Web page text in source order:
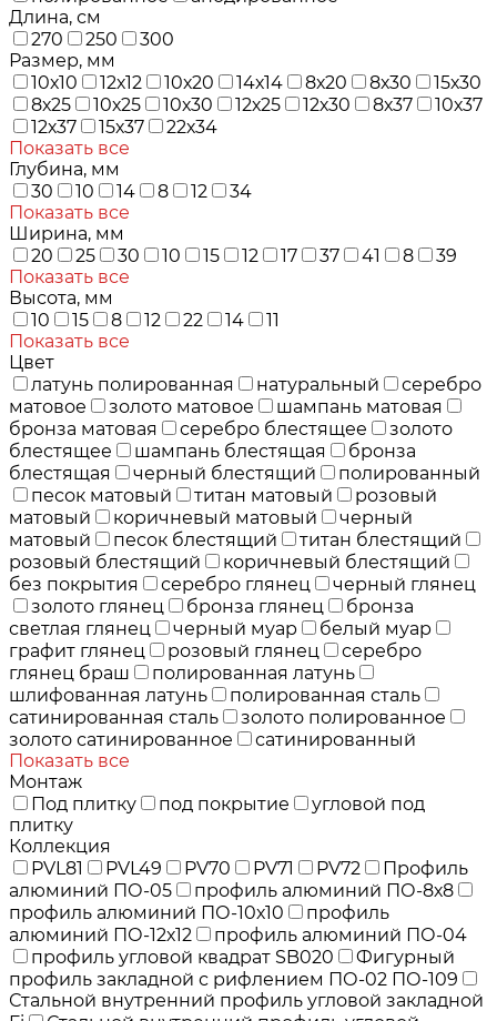
Длина, см
270
250
300
Размер, мм
10х10
12х12 10х20 14х14 8х20 8х30
15х30
8х25
10х25 10х30 12х25 12х30 8х37
10х37
12х37
15х37
22х34
Показать все
Глубина, мм
30
10 14 8 12
34
Показать все
Ширина, мм
20
25 30 10 15 12 17 37 41 8
39
Показать все
Высота, мм
10
15 8 12 22 14
11
Показать все
Цвет
латунь полированная
натуральный
серебро
матовое
золото матовое
шампань матовая
бронза матовая
серебро блестящее
золото
блестящее
шампань блестящая
бронза
блестящая
черный блестящий
полированный
песок матовый
титан матовый
розовый
матовый
коричневый матовый
черный
матовый
песок блестящий
титан блестящий
розовый блестящий
коричневый блестящий
без покрытия
серебро глянец
черный глянец
золото глянец
бронза глянец
бронза
светлая глянец
черный муар
белый муар
графит глянец
розовый глянец
серебро
глянец браш
полированная латунь
шлифованная латунь
полированная сталь
сатинированная сталь
золото полированное
золото сатинированное
сатинированный
Показать все
Монтаж
Под плитку
под покрытие
угловой под
плитку
Коллекция
PVL81
PVL49 PV70 PV71 PV72
Профиль
алюминий ПО-05
профиль алюминий ПО-8х8
профиль алюминий ПО-10х10
профиль
алюминий ПО-12х12
профиль алюминий ПО-04
профиль угловой квадрат SB020
Фигурный
профиль закладной с рифлением ПО-02 ПО-109
Стальной внутренний профиль угловой закладной